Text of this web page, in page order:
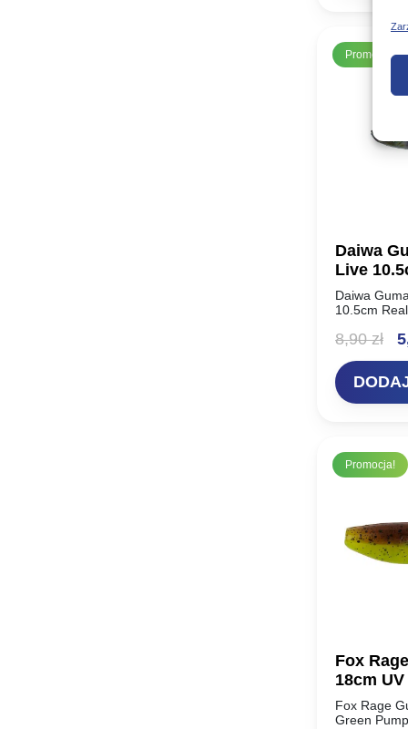
Promocja!
Daiwa
Live
Daiwa
10.5cm
żywa ryba,
8,90zł
Promocja!
Fox
18cm
Fox Rage
Green